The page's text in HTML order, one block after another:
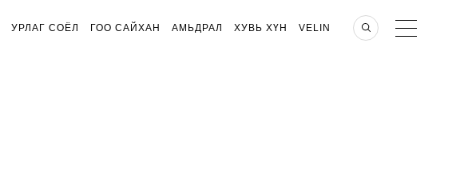
УРЛАГ СОЁЛ ГОО САЙХАН АМЬДРАЛ ХУВЬ ХҮН VELIN